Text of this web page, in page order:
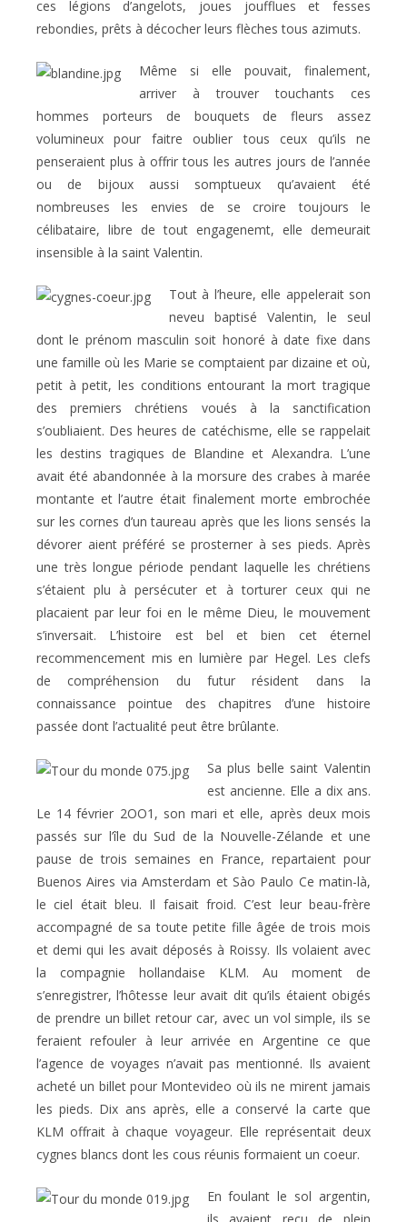
ces légions d’angelots, joues joufflues et fesses
rebondies, prêts à décocher leurs flèches tous azimuts.
Même si elle pouvait, finalement,
arriver à trouver touchants ces
hommes porteurs de bouquets de fleurs assez
volumineux pour faitre oublier tous ceux qu’ils ne
penseraient plus à offrir tous les autres jours de l’année
ou de bijoux aussi somptueux qu’avaient été
nombreuses les envies de se croire toujours le
célibataire, libre de tout engagenemt, elle demeurait
insensible à la saint Valentin.
Tout à l’heure, elle appelerait son
neveu baptisé Valentin, le seul
dont le prénom masculin soit honoré à date fixe dans
une famille où les Marie se comptaient par dizaine et où,
petit à petit, les conditions entourant la mort tragique
des premiers chrétiens voués à la sanctification
s’oubliaient. Des heures de catéchisme, elle se rappelait
les destins tragiques de Blandine et Alexandra. L’une
avait été abandonnée à la morsure des crabes à marée
montante et l’autre était finalement morte embrochée
sur les cornes d’un taureau après que les lions sensés la
dévorer aient préféré se prosterner à ses pieds. Après
une très longue période pendant laquelle les chrétiens
s’étaient plu à persécuter et à torturer ceux qui ne
placaient par leur foi en le même Dieu, le mouvement
s’inversait. L’histoire est bel et bien cet éternel
recommencement mis en lumière par Hegel. Les clefs
de compréhension du futur résident dans la
connaissance pointue des chapitres d’une histoire
passée dont l’actualité peut être brûlante.
Sa plus belle saint Valentin
est ancienne. Elle a dix ans.
Le 14 février 2OO1, son mari et elle, après deux mois
passés sur l’île du Sud de la Nouvelle-Zélande et une
pause de trois semaines en France, repartaient pour
Buenos Aires via Amsterdam et Sào Paulo Ce matin-là,
le ciel était bleu. Il faisait froid. C’est leur beau-frère
accompagné de sa toute petite fille âgée de trois mois
et demi qui les avait déposés à Roissy. Ils volaient avec
la compagnie hollandaise KLM. Au moment de
s’enregistrer, l’hôtesse leur avait dit qu’ils étaient obigés
de prendre un billet retour car, avec un vol simple, ils se
feraient refouler à leur arrivée en Argentine ce que
l’agence de voyages n’avait pas mentionné. Ils avaient
acheté un billet pour Montevideo où ils ne mirent jamais
les pieds. Dix ans après, elle a conservé la carte que
KLM offrait à chaque voyageur. Elle représentait deux
cygnes blancs dont les cous réunis formaient un coeur.
En foulant le sol argentin,